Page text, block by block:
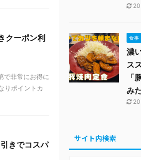
クーポン利
で非常にお得に
りポイントカ
きでコスパ
食事
濃
ス
「
み
サイト内検索